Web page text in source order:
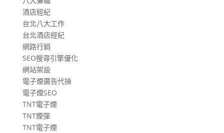
酒店經紀
台北八大工作
台北酒店經紀
網路行銷
SEO搜尋引擎優化
網站架設
電子煙廣告代操
電子煙SEO
TNT電子煙
TNT煙彈
TNT電子煙